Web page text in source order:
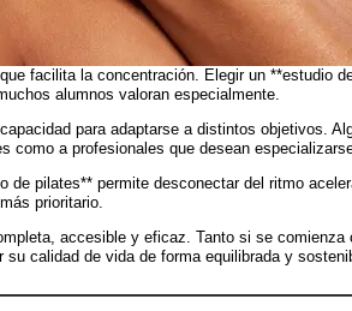
facilita la concentración. Elegir un
alumnos valoran especialmente.
para adaptarse a distintos objetivos.
como a profesionales que desean
pilates** permite desconectar del ritmo
prioritario.
accesible y eficaz. Tanto si se
calidad de vida de forma equilibrada y